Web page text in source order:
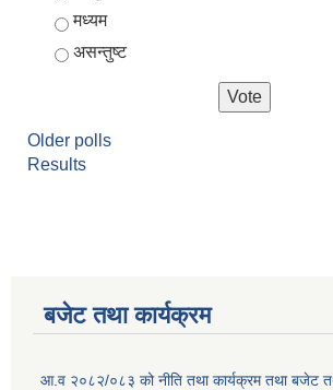
मध्यम
असन्तुष्ट
Older polls
Results
बजेट तथा कार्यक्रम
आ.व २०८२/०८३ को नीति तथा कार्यक्रम तथा बजेट